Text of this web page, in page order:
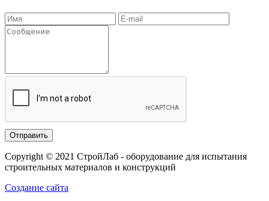
Copyright © 2021 СтройЛаб - оборудование для испытания
строительных материалов и конструкций
Создание сайта